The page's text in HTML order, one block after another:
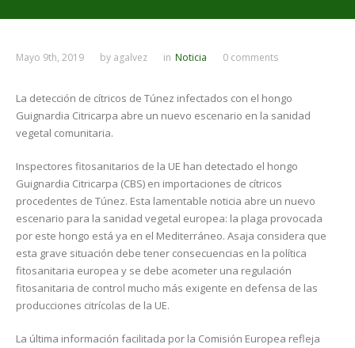
Mayo 9th, 2019 by agalvez in Noticia 0 comments
La detección de cítricos de Túnez infectados con el hongo
Guignardia Citricarpa abre un nuevo escenario en la sanidad
vegetal comunitaria.
Inspectores fitosanitarios de la UE han detectado el hongo
Guignardia Citricarpa (CBS) en importaciones de cítricos
procedentes de Túnez. Esta lamentable noticia abre un nuevo
escenario para la sanidad vegetal europea: la plaga provocada
por este hongo está ya en el Mediterráneo. Asaja considera que
esta grave situación debe tener consecuencias en la política
fitosanitaria europea y se debe acometer una regulación
fitosanitaria de control mucho más exigente en defensa de las
producciones citrícolas de la UE.
La última información facilitada por la Comisión Europea refleja